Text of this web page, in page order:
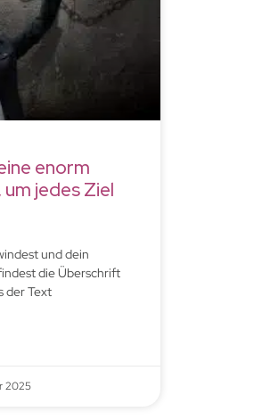
enorm
jedes Ziel
und dein
die Überschrift
der Text
2025